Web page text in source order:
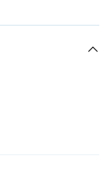
pour une